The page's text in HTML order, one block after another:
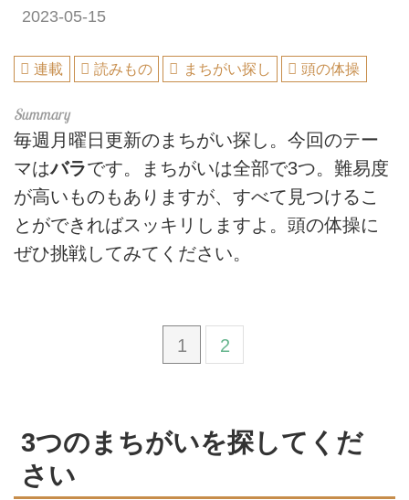
2023-05-15
連載 読みもの まちがい探し 頭の体操
毎週月曜日更新のまちがい探し。今回のテー
マはバラです。まちがいは全部で3つ。難易度
が高いものもありますが、すべて見つけるこ
とができればスッキリしますよ。頭の体操に
ぜひ挑戦してみてください。
1 2
3つのまちがいを探してくだ
さい